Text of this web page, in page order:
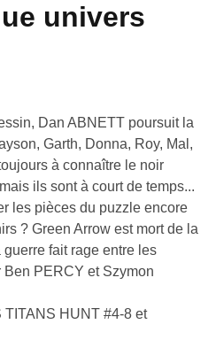
Dan ABNETT poursuit la
Garth, Donna, Roy, Mal,
à connaître le noir
ils sont à court de temps...
les pièces du puzzle encore
? Green Arrow est mort de la
fait rage entre les
Ben PERCY et Szymon
HUNT #4-8 et